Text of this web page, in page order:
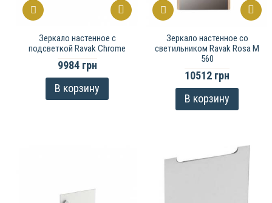
Зеркало настенное с
подсветкой Ravak Chrome
9984 грн
В корзину
Зеркало настенное со
светильником Ravak Rosa M
560
10512 грн
В корзину